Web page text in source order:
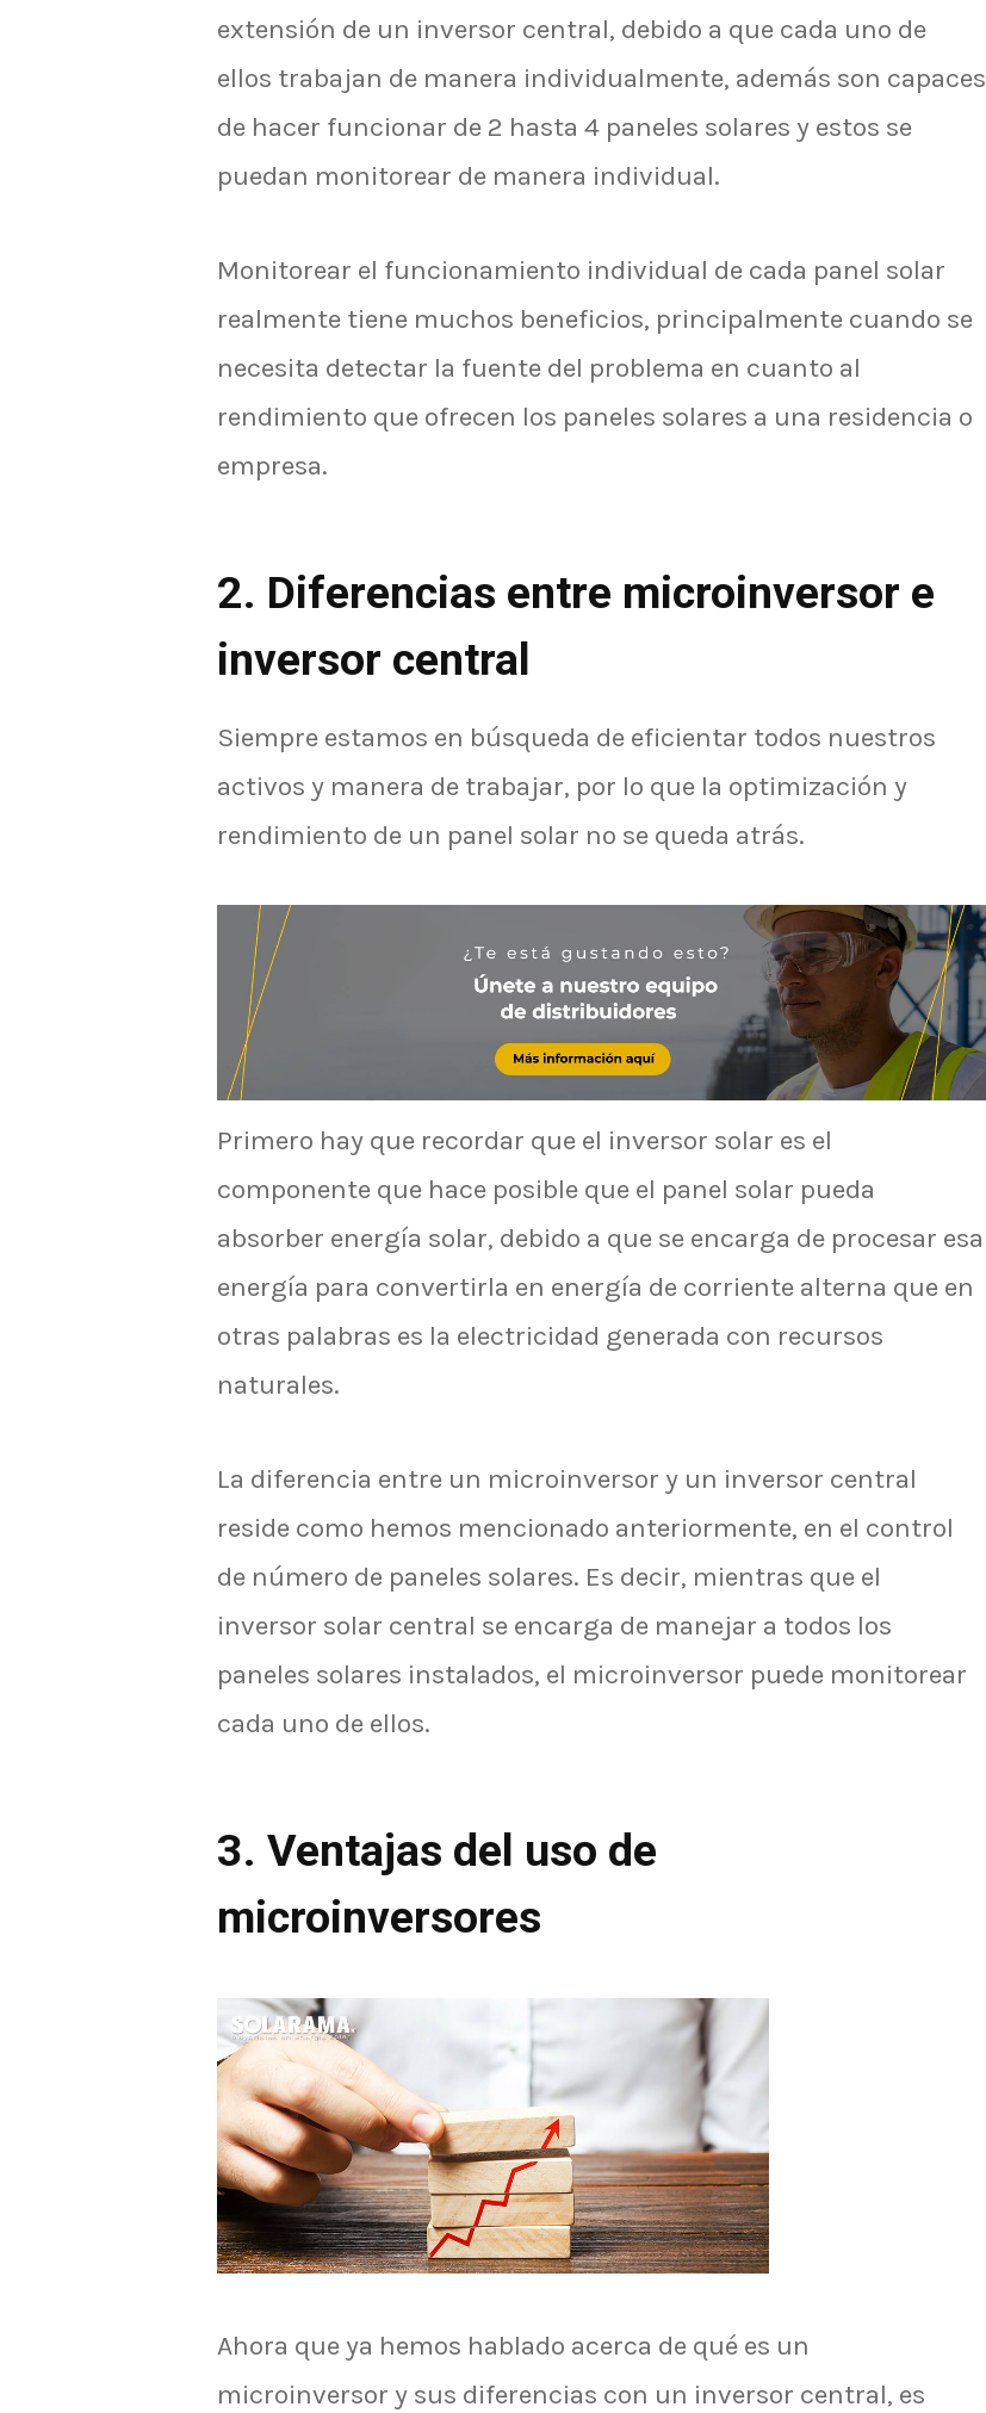
extensión de un inversor central, debido a que cada uno de
ellos trabajan de manera individualmente, además son capaces
de hacer funcionar de 2 hasta 4 paneles solares y estos se
puedan monitorear de manera individual.
Monitorear el funcionamiento individual de cada panel solar
realmente tiene muchos beneficios, principalmente cuando se
necesita detectar la fuente del problema en cuanto al
rendimiento que ofrecen los paneles solares a una residencia o
empresa.
2. Diferencias entre microinversor e
inversor central
Siempre estamos en búsqueda de eficientar todos nuestros
activos y manera de trabajar, por lo que la optimización y
rendimiento de un panel solar no se queda atrás.
Primero hay que recordar que el inversor solar es el
componente que hace posible que el panel solar pueda
absorber energía solar, debido a que se encarga de procesar esa
energía para convertirla en energía de corriente alterna que en
otras palabras es la electricidad generada con recursos
naturales.
La diferencia entre un microinversor y un inversor central
reside como hemos mencionado anteriormente, en el control
de número de paneles solares. Es decir, mientras que el
inversor solar central se encarga de manejar a todos los
paneles solares instalados, el microinversor puede monitorear
cada uno de ellos.
3. Ventajas del uso de
microinversores
Ahora que ya hemos hablado acerca de qué es un
microinversor y sus diferencias con un inversor central, es